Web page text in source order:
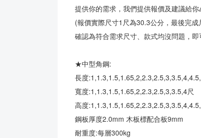
提供你的需求，我們提供報價及建議給
(報價實際尺寸1尺為30.3公分，最後完
確認為符合需求尺寸、款式均沒問題，
★中型角鋼:
長度
寬度:1,1.3,1.5,1.65,2,2.3,2.5,3,3.5,4尺
高度
鋼板厚度2.0mm 木板標配合板9mm
耐重度:每層300kg